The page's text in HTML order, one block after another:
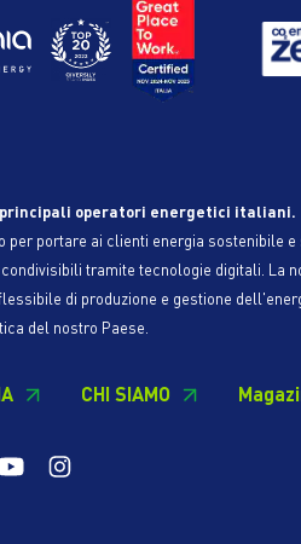
principali operatori energetici italiani.
per portare ai clienti energia sostenibile e
tramite tecnologie digitali. La
di produzione e gestione
del nostro Paese.
CHI SIAMO